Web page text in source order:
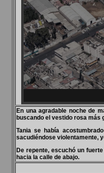
En una agradable noche de
buscando el vestido rosa más
Tania se había
sacudiéndose violentamente,
De repente, escuchó un
hacia la calle de abajo.